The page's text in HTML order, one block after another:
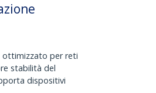
ottimizzato per reti
stabilità del
dispositivi